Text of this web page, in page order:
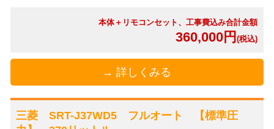
本体＋リモコンセット、工事費込み合計金額
360,000円 (税込)
→ 詳しくみる
三菱 SRT-J37WD5 フルオート 【標準圧